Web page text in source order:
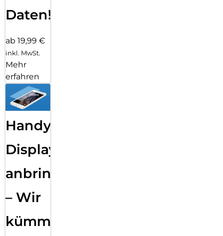
Daten!
ab 19,99 €
inkl. MwSt.
Mehr
erfahren
Handy
Displayfolie
anbringen
– Wir
kümmern